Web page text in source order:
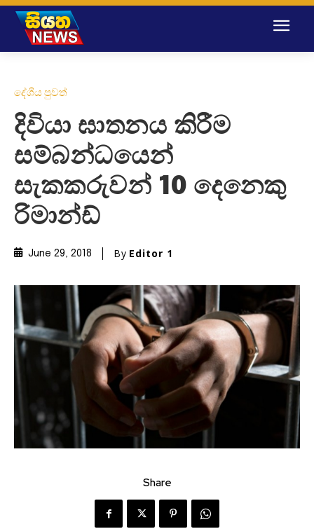
දේශීය පුවත්
දිවියා ඝාතනය කිරීම
සම්බන්ධයෙන්
සැකකරුවන් 10 දෙනෙකු
රිමාන්ඩ්
June 29, 2018 By Editor 1
Share